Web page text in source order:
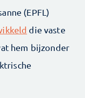
(EPFL)
die vaste
hem bijzonder